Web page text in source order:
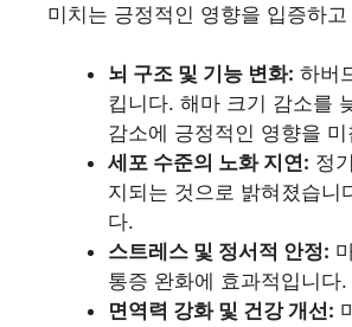
미치는 긍정적인 영향을 입증하
뇌 구조 및 기능 변화: 하버
킵니다. 해마 크기 감소를
감소에 긍정적인 영향을 미
세포 수준의 노화 지연: 정
지되는 것으로 밝혀졌습니
다.
스트레스 및 정서적 안정:
통증 완화에 효과적입니다.
면역력 강화 및 건강 개선: